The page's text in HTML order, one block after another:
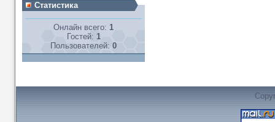
Статистика
Онлайн всего: 1
Гостей: 1
Пользователей: 0